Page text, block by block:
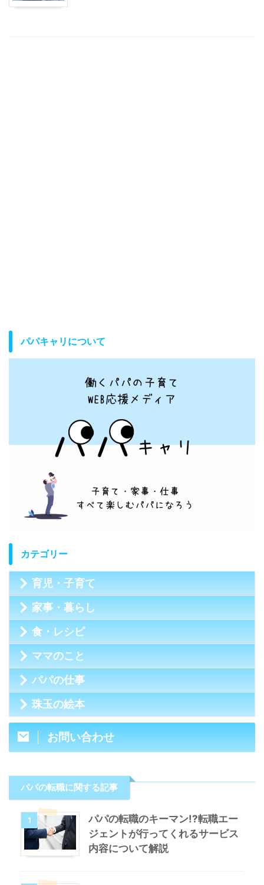
パパキャリについて
カテゴリー
育児・子育て
家事・暮らし
食・レシピ
ママのこと
パパの仕事
珠玉の絵本
お問い合わせ
パパの転職に関する記事
1
パパの転職のキーマン!?転職エー
ジェントが行ってくれるサービス
内容について解説